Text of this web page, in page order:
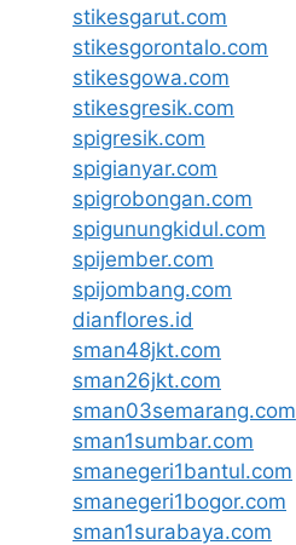
stikesgarut.com
stikesgorontalo.com
stikesgowa.com
stikesgresik.com
spigresik.com
spigianyar.com
spigrobongan.com
spigunungkidul.com
spijember.com
spijombang.com
dianflores.id
sman48jkt.com
sman26jkt.com
sman03semarang.com
sman1sumbar.com
smanegeri1bantul.com
smanegeri1bogor.com
sman1surabaya.com